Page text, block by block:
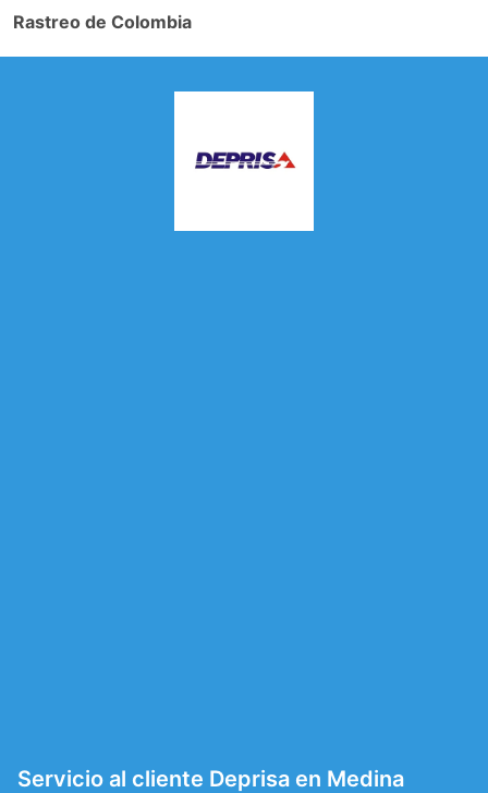
Rastreo de Colombia
Servicio al cliente Deprisa en Medina